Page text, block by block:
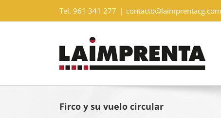
contenido
Tel. 961 341 277 | contacto@laimprentacg.com
Firco y su vuelo circular